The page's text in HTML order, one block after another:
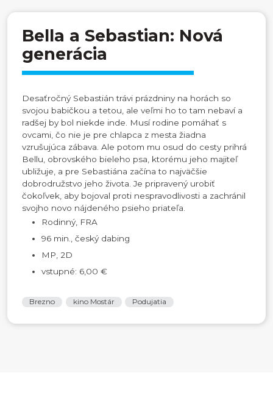
Bella a Sebastian: Nová
generácia
Desaťročný Sebastián trávi prázdniny na horách so
svojou babičkou a tetou, ale veľmi ho to tam nebaví a
radšej by bol niekde inde. Musí rodine pomáhať s
ovcami, čo nie je pre chlapca z mesta žiadna
vzrušujúca zábava. Ale potom mu osud do cesty prihrá
Bellu, obrovského bieleho psa, ktorému jeho majiteľ
ubližuje, a pre Sebastiána začína to najväčšie
dobrodružstvo jeho života. Je pripravený urobiť
čokoľvek, aby bojoval proti nespravodlivosti a zachránil
svojho novo nájdeného psieho priateľa.
Rodinný, FRA
96 min., český dabing
MP, 2D
vstupné: 6,00 €
Brezno kino Mostár Podujatia